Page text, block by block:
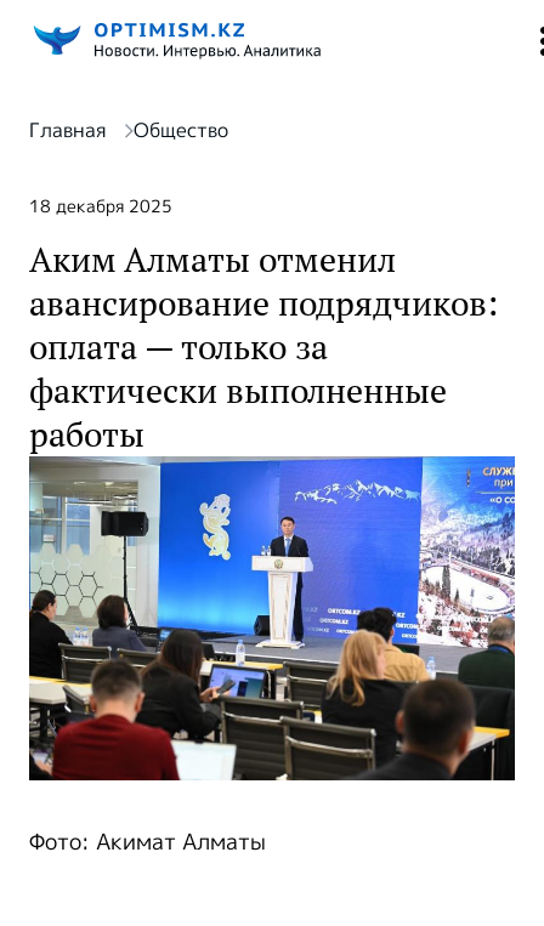
Главная Общество
18 декабря 2025
Аким Алматы отменил
авансирование подрядчиков:
оплата — только за
фактически выполненные
работы
Фото: Акимат Алматы